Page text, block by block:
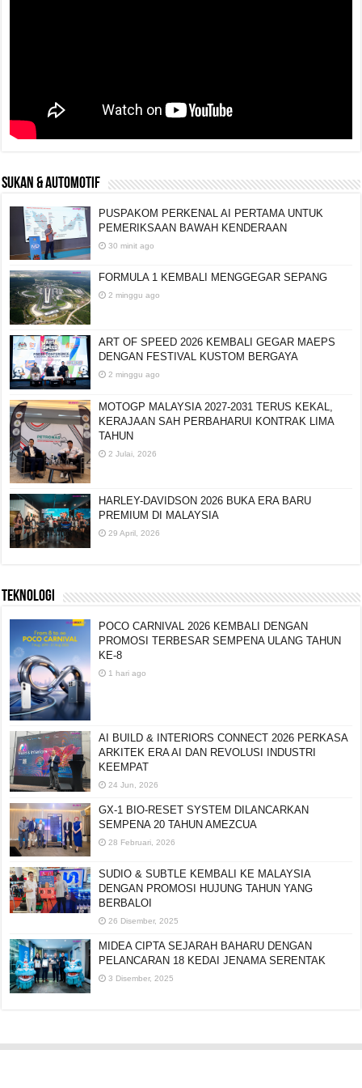
SUKAN & AUTOMOTIF
PUSPAKOM PERKENAL AI PERTAMA UNTUK
PEMERIKSAAN BAWAH KENDERAAN
30 minit ago
FORMULA 1 KEMBALI MENGGEGAR SEPANG
2 minggu ago
ART OF SPEED 2026 KEMBALI GEGAR MAEPS
DENGAN FESTIVAL KUSTOM BERGAYA
2 minggu ago
MOTOGP MALAYSIA 2027-2031 TERUS KEKAL,
KERAJAAN SAH PERBAHARUI KONTRAK LIMA
TAHUN
2 Julai, 2026
HARLEY-DAVIDSON 2026 BUKA ERA BARU
PREMIUM DI MALAYSIA
29 April, 2026
TEKNOLOGI
POCO CARNIVAL 2026 KEMBALI DENGAN
PROMOSI TERBESAR SEMPENA ULANG TAHUN
KE-8
1 hari ago
AI BUILD & INTERIORS CONNECT 2026 PERKASA
ARKITEK ERA AI DAN REVOLUSI INDUSTRI
KEEMPAT
24 Jun, 2026
GX-1 BIO-RESET SYSTEM DILANCARKAN
SEMPENA 20 TAHUN AMEZCUA
28 Februari, 2026
SUDIO & SUBTLE KEMBALI KE MALAYSIA
DENGAN PROMOSI HUJUNG TAHUN YANG
BERBALOI
26 Disember, 2025
MIDEA CIPTA SEJARAH BAHARU DENGAN
PELANCARAN 18 KEDAI JENAMA SERENTAK
3 Disember, 2025